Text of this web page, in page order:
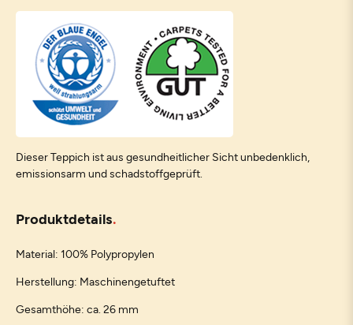
Dieser Teppich ist aus gesundheitlicher Sicht unbedenklich,
emissionsarm und schadstoffgeprüft.
Produktdetails
Material: 100% Polypropylen
Herstellung: Maschinengetuftet
Gesamthöhe: ca. 26 mm